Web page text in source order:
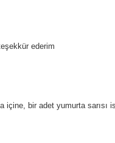
ederim
bir adet yumurta sarısı